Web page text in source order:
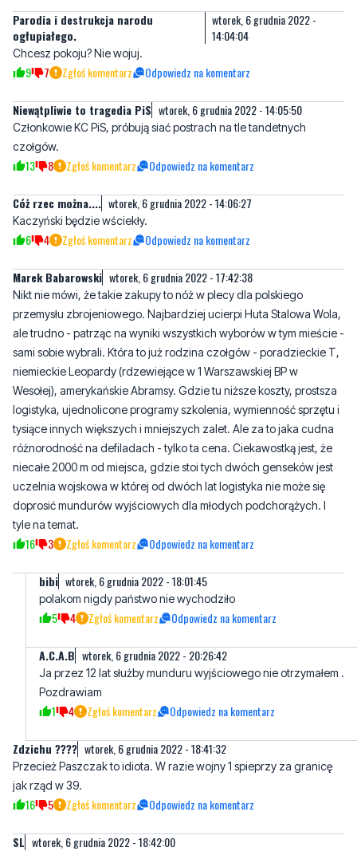
Parodia i destrukcja narodu
ogłupiałego.
wtorek, 6 grudnia 2022 -
14:04:04
Chcesz pokoju? Nie wojuj.
9 7 Zgłoś komentarz Odpowiedz na komentarz
Niewątpliwie to tragedia PiS wtorek, 6 grudnia 2022 - 14:05:50
Członkowie KC PiS, próbują siać postrach na tle tandetnych
czołgów.
13 8 Zgłoś komentarz Odpowiedz na komentarz
Cóż rzec można.... wtorek, 6 grudnia 2022 - 14:06:27
Kaczyński będzie wściekły.
6 4 Zgłoś komentarz Odpowiedz na komentarz
Marek Babarowski wtorek, 6 grudnia 2022 - 17:42:38
Nikt nie mówi, że takie zakupy to nóż w plecy dla polskiego
przemysłu zbrojeniowego. Najbardziej ucierpi Huta Stalowa Wola,
ale trudno - patrząc na wyniki wszystkich wyborów w tym mieście -
sami sobie wybrali. Która to już rodzina czołgów - poradzieckie T,
niemieckie Leopardy (rdzewiejące w 1 Warszawskiej BP w
Wesołej), amerykańskie Abramsy. Gdzie tu niższe koszty, prostsza
logistyka, ujednolicone programy szkolenia, wymienność sprzętu i
tysiące innych większych i mniejszych zalet. Ale za to jaka cudna
różnorodność na defiladach - tylko ta cena. Ciekawostką jest, że
niecałe 2000 m od miejsca, gdzie stoi tych dwóch genseków jest
uczelnia wojskowa w której od dwóch lat logistyka nie może się
doprosić mundurów wyjściowych dla młodych podchorążych. I
tyle na temat.
16 3 Zgłoś komentarz Odpowiedz na komentarz
bibi wtorek, 6 grudnia 2022 - 18:01:45
polakom nigdy państwo nie wychodziło
5 4 Zgłoś komentarz Odpowiedz na komentarz
A.C.A.B wtorek, 6 grudnia 2022 - 20:26:42
Ja przez 12 lat służby munduru wyjściowego nie otrzymałem .
Pozdrawiam
1 4 Zgłoś komentarz Odpowiedz na komentarz
Zdzichu ???? wtorek, 6 grudnia 2022 - 18:41:32
Przecież Paszczak to idiota. W razie wojny 1 spieprzy za granicę
jak rząd w 39.
16 5 Zgłoś komentarz Odpowiedz na komentarz
SL wtorek, 6 grudnia 2022 - 18:42:00